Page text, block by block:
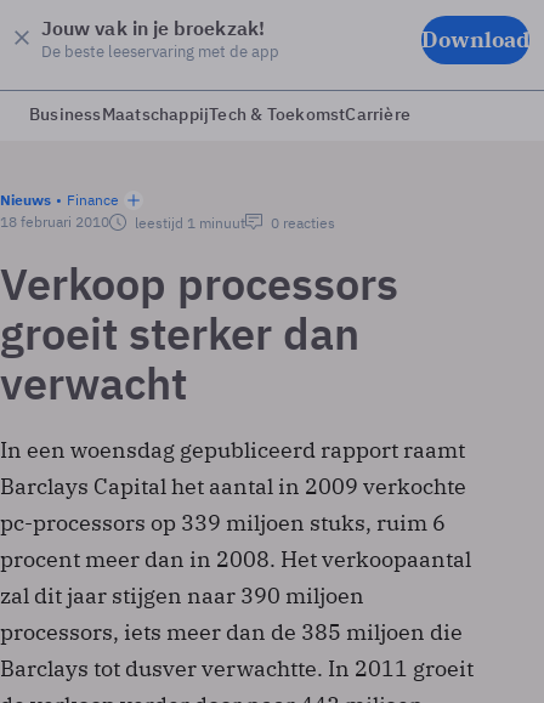
Jouw vak in je broekzak!
De beste leeservaring met de app Download
BusinessMaatschappijTech & ToekomstCarrière
Nieuws
Finance
18 februari 2010
leestijd 1 minuut 0 reacties
Verkoop processors
groeit sterker dan
verwacht
In een woensdag gepubliceerd rapport raamt
Barclays Capital het aantal in 2009 verkochte
pc-processors op 339 miljoen stuks, ruim 6
procent meer dan in 2008. Het verkoopaantal
zal dit jaar stijgen naar 390 miljoen
processors, iets meer dan de 385 miljoen die
Barclays tot dusver verwachtte. In 2011 groeit